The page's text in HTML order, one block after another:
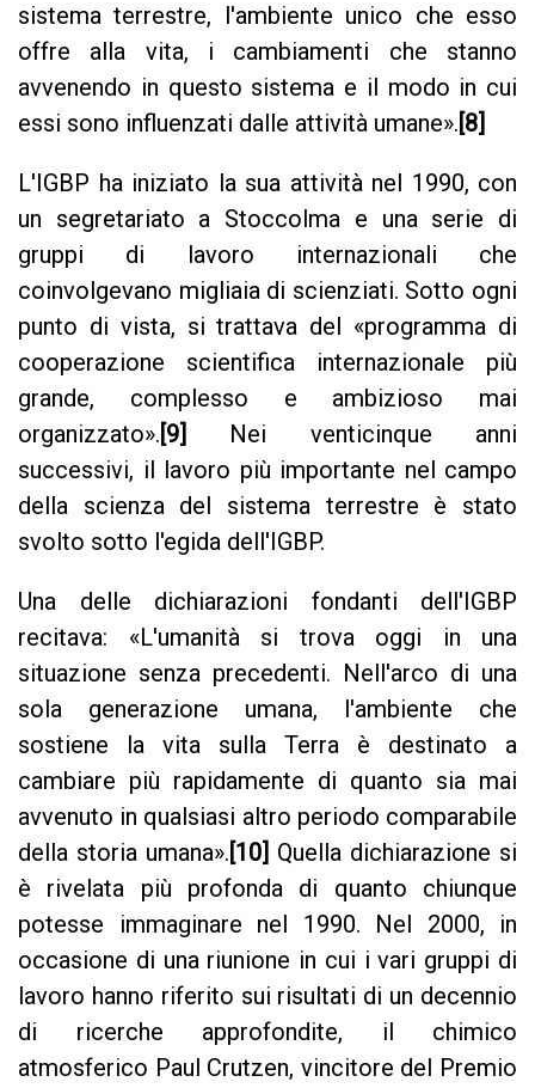
sistema terrestre, l'ambiente unico che esso
offre alla vita, i cambiamenti che stanno
avvenendo in questo sistema e il modo in cui
essi sono influenzati dalle attività umane».[8]
L'IGBP ha iniziato la sua attività nel 1990, con
un segretariato a Stoccolma e una serie di
gruppi di lavoro internazionali che
coinvolgevano migliaia di scienziati. Sotto ogni
punto di vista, si trattava del «programma di
cooperazione scientifica internazionale più
grande, complesso e ambizioso mai
organizzato».[9]
Nei venticinque anni
successivi, il lavoro più importante nel campo
della scienza del sistema terrestre è stato
svolto sotto l'egida dell'IGBP.
Una delle dichiarazioni fondanti dell'IGBP
recitava: «L'umanità si trova oggi in una
situazione senza precedenti. Nell'arco di una
sola generazione umana, l'ambiente che
sostiene la vita sulla Terra è destinato a
cambiare più rapidamente di quanto sia mai
avvenuto in qualsiasi altro periodo comparabile
della storia umana».[10] Quella dichiarazione si
è rivelata più profonda di quanto chiunque
potesse immaginare nel 1990. Nel 2000, in
occasione di una riunione in cui i vari gruppi di
lavoro hanno riferito sui risultati di un decennio
di ricerche approfondite, il chimico
atmosferico Paul Crutzen, vincitore del Premio